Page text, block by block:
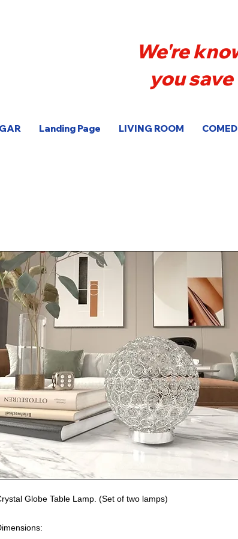
We're
you
Landing Page LIVING ROOM
Globe Table Lamp. (Set of two lamps)